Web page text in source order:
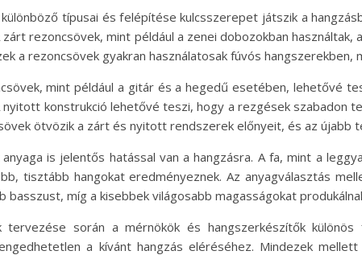
típusai és felépítése kulcsszerepet játszik a
zárt rezoncsövek, mint például a zenei dobozokban
a rezoncsövek gyakran használatosak fúvós hangszerekben,
mint például a gitár és a hegedű esetében, lehetővé
nyitott konstrukció lehetővé teszi, hogy a rezgések szabadon
ötvözik a zárt és nyitott rendszerek előnyeit, és az újabb
is jelentős hatással van a hangzásra. A fa, mint a
tisztább hangokat eredményeznek. Az anyagválasztás
basszust, míg a kisebbek világosabb magasságokat
tervezése során a mérnökök és hangszerkészítők
a kívánt hangzás eléréséhez. Mindezek